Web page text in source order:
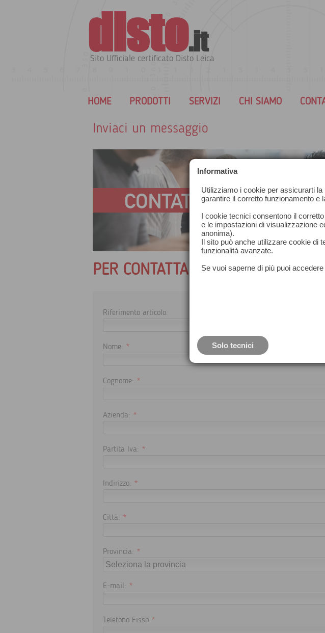
disto.it
Sito Ufficiale certificato Disto Leica
HOME PRODOTTI SERVIZI CHI SIAMO
Inviaci un messaggio
PER CONTATTARCI
Riferimento articolo:
Nome: *
Cognome: *
Azienda: *
Partita Iva: *
Indirizzo: *
Città: *
Provincia: *
E-mail: *
Telefono Fisso *
Informativa
Utilizziamo i cookie per assicurarti
garantire il corretto funzionamento e
I cookie tecnici consentono il
e le impostazioni di visualizzazione
anonima).
Il sito può anche utilizzare cookie di
funzionalità avanzate.
Se vuoi saperne di più puoi accedere
Solo tecnici